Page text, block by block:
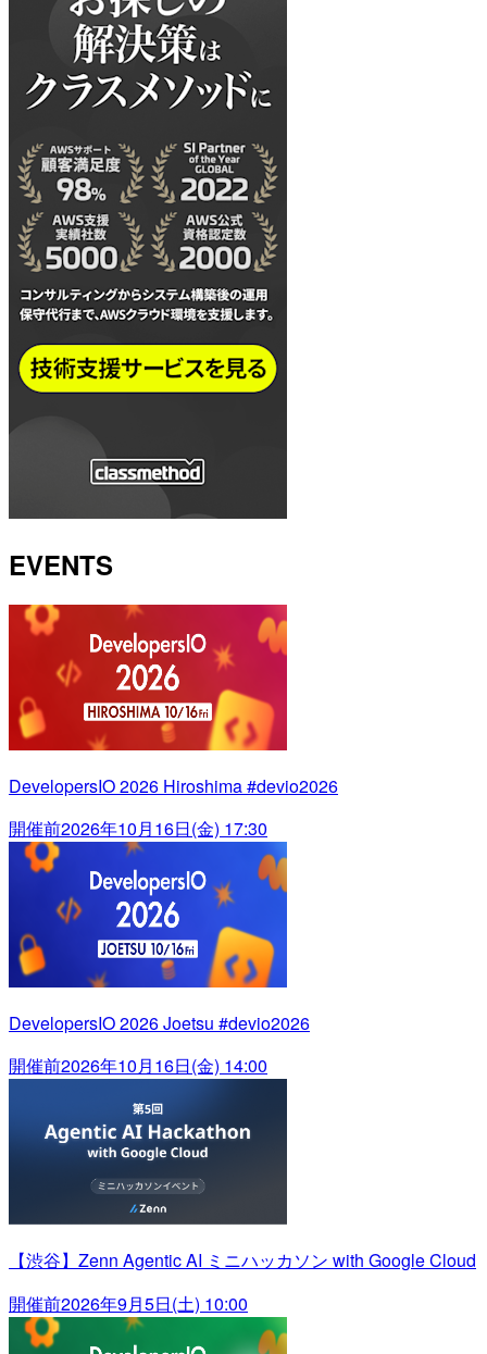
EVENTS
DevelopersIO 2026 Hiroshima #devio2026
開催前2026年10月16日(金) 17:30
DevelopersIO 2026 Joetsu #devio2026
開催前2026年10月16日(金) 14:00
【渋谷】Zenn Agentic AI ミニハッカソン with Google Cloud
開催前2026年9月5日(土) 10:00